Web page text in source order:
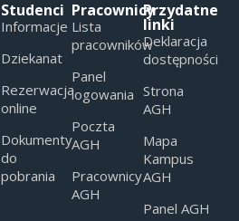
Studenci
Informacje
Dziekanat
Rezerwacja
online
Dokumenty
do
pobrania
Pracownicy
Lista
pracowników
Panel
logowania
Poczta
AGH
Pracownicy
AGH
Przydatne
linki
Deklaracja
dostępności
Strona
AGH
Mapa
Kampus
AGH
Panel AGH